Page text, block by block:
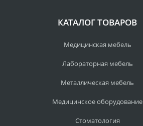
КАТАЛОГ ТОВАРОВ
Медицинская мебель
Лабораторная мебель
Металлическая мебель
Медицинское оборудование
Стоматология